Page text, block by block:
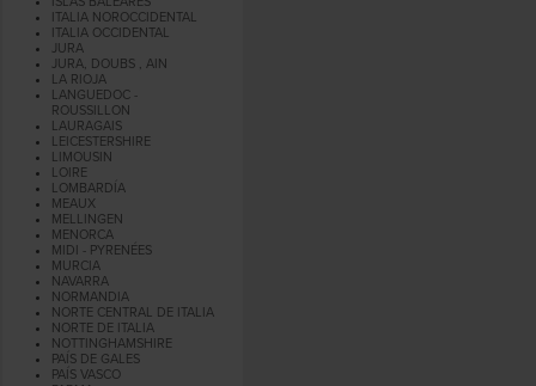
ITALIA NOROCCIDENTAL
ITALIA OCCIDENTAL
JURA
JURA, DOUBS , AIN
LA RIOJA
LANGUEDOC -
ROUSSILLON
LAURAGAIS
LEICESTERSHIRE
LIMOUSIN
LOIRE
LOMBARDÍA
MEAUX
MELLINGEN
MENORCA
MIDI - PYRENÉES
MURCIA
NAVARRA
NORMANDIA
NORTE CENTRAL DE ITALIA
NORTE DE ITALIA
NOTTINGHAMSHIRE
PAÍS DE GALES
PAÍS VASCO